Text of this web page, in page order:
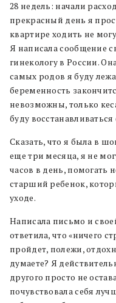
28 недель: начали
прекрасный день я
квартире ходить не
Я написала сообщение
гинекологу в России.
самых родов я буду
беременность
невозможны, только
буду
Сказать, что я была в
еще три месяца, я не
часов в день, помогать
старший ребенок,
уходе.
Написала письмо и
ответила, что «ничего
пройдет, полежи,
думаете? Я
другого просто не
почувствовала себя